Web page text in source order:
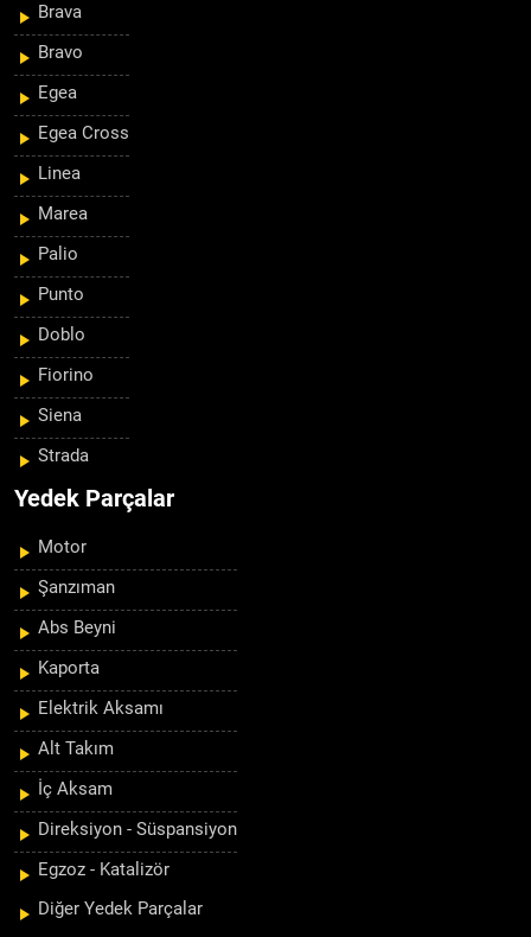
Brava
Bravo
Egea
Egea Cross
Linea
Marea
Palio
Punto
Doblo
Fiorino
Siena
Strada
Yedek Parçalar
Motor
Şanzıman
Abs Beyni
Kaporta
Elektrik Aksamı
Alt Takım
İç Aksam
Direksiyon - Süspansiyon
Egzoz - Katalizör
Diğer Yedek Parçalar